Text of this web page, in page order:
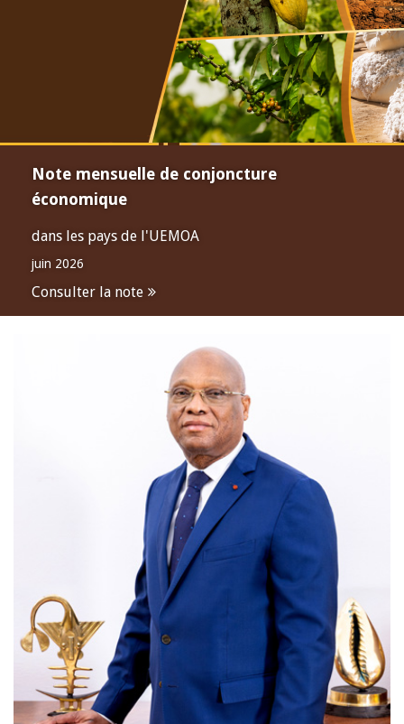
Note mensuelle de conjoncture
économique
dans les pays de l'UEMOA
juin 2026
Consulter la note